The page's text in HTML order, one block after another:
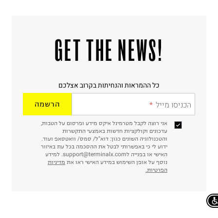
!GET THE NEWS
כל ההמראות והנחיתות בקרוב אצלכם
הכניסו מייל הרשמה
אני רוצה לקבל מטרמינל איקס מידע ופרסום על הטבות,
עדכונים וקולקציות חדשות באמצעי התקשרות
והטכנולוגיה השונים כגון: דוא"ל/ סמס/ וואטסאפ ועוד.
ידוע לי כי באפשרותי לבטל את ההסכמה בכל עת באיזור
האישי או בפנייה לsupport@terminalx.com. למידע
נוסף על אופן השימוש במידע האישי ראו את מדיניות
הפרטיות.